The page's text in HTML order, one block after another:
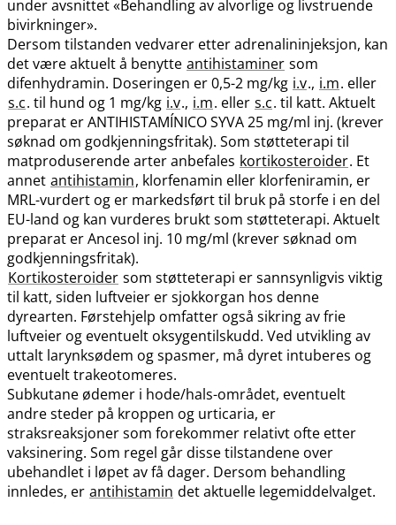
under avsnittet «Behandling av alvorlige og livstruende
bivirkninger».
Dersom tilstanden vedvarer etter adrenalininjeksjon, kan
det være aktuelt å benytte antihistaminer som
difenhydramin. Doseringen er 0,5-2 mg/kg i.v., i.m. eller
s.c. til hund og 1 mg/kg i.v., i.m. eller s.c. til katt. Aktuelt
preparat er ANTIHISTAMÍNICO SYVA 25 mg/ml inj. (krever
søknad om godkjenningsfritak). Som støtteterapi til
matproduserende arter anbefales kortikosteroider. Et
annet antihistamin, klorfenamin eller klorfeniramin, er
MRL-vurdert og er markedsført til bruk på storfe i en del
EU-land og kan vurderes brukt som støtteterapi. Aktuelt
preparat er Ancesol inj. 10 mg/ml (krever søknad om
godkjenningsfritak).
Kortikosteroider som støtteterapi er sannsynligvis viktig
til katt, siden luftveier er sjokkorgan hos denne
dyrearten. Førstehjelp omfatter også sikring av frie
luftveier og eventuelt oksygentilskudd. Ved utvikling av
uttalt larynksødem og spasmer, må dyret intuberes og
eventuelt trakeotomeres.
Subkutane ødemer i hode​/​hals-området, eventuelt
andre steder på kroppen og urticaria, er
straksreaksjoner som forekommer relativt ofte etter
vaksinering. Som regel går disse tilstandene over
ubehandlet i løpet av få dager. Dersom behandling
innledes, er antihistamin det aktuelle legemiddelvalget.